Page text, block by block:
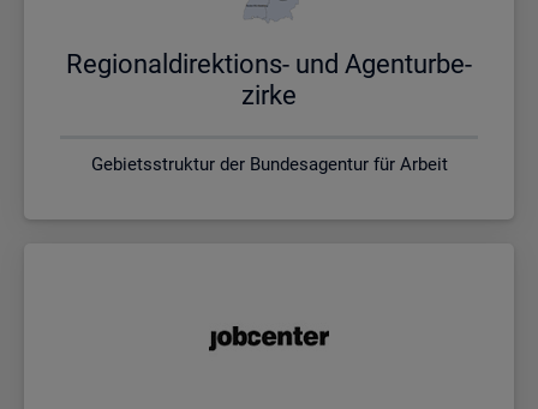
Re­gio­nal­di­rek­ti­ons- und Agen­tur­be­
zir­ke
Gebietsstruktur der Bundesagentur für Arbeit